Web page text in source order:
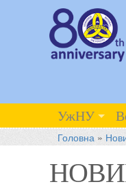
УжНУ
Головна »